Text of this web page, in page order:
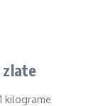
kilograme